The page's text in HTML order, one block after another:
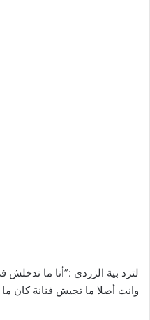
لترد بية الزردي :”أنا ما
وانت أصلا ما تجيش فنانة كان